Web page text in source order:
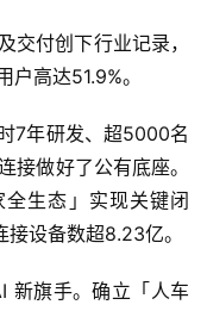
交付创下行业记录，
高达51.9%。
7年研发、超5000名
接做好了公有底座。
生态」实现关键闭
设备数超8.23亿。
新旗手。确立「人车